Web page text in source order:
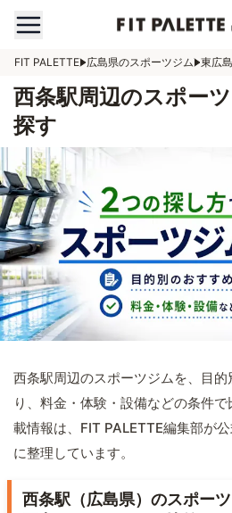
FIT PALETTE 広島県のスポーツジム 東広
西条駅周辺のスポー
探す
西条駅周辺のスポーツジムを、目
り、料金・体験・設備などの条件
載情報は、FIT PALETTE編集部が
に整理しています。
西条駅（広島県）のスポー